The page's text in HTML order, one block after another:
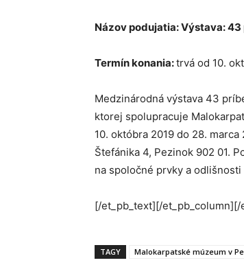
Názov podujatia: Výstava:
Termín konania:trvá od 10.
Medzinárodná výstava 43
ktorej spolupracuje
10. októbra 2019 do 28.
Štefánika 4, Pezinok 902 01.
na spoločné prvky a
[/et_pb_text][/
TAGY Malokarpatské múzeum v